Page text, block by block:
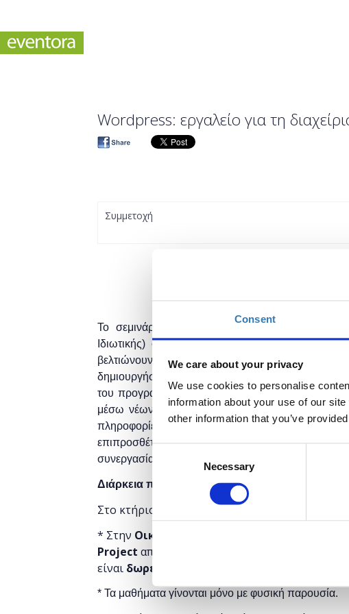
Consent
We care about your privacy
We use cookies to personalise
information about your use of our
other information that you’ve
Necessary
Wordpress: εργαλείο για τη
Συμμετοχή
Το σεμινάριο απευθύνεται σε εκπαιδευτικούς
Ιδιωτικής) οι οποίοι επιθυμούν να
βελτιώνουν το επίπεδο της διαδικτυακής
δημιουργήσουν και να διαχειριστούν μια
του προγράμματος είναι οι συμμετέχοντες να
μέσω νέων τεχνολογιών, προκειμένου να
πληροφορίες, όπως οι σημειώσεις του
επιπροσθέτως πηγές σχετικές με το
συνεργασία μεταξύ εκπαιδευτικού και μαθητή.
Διάρκεια προγράμματος:2 ώρες.
Στο κτήριο της
Λέλας Καραγιάννη.
* Στην Οικία Λέλα Καραγιάννη Δήμου
Project από την
είναι δωρεάν
* Τα μαθήματα γίνονται μόνο με φυσική παρουσία.